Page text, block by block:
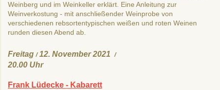
Weinberg und im Weinkeller erklärt. Eine Anleitung zur
Weinverkostung - mit anschließender Weinprobe von
verschiedenen rebsortentypischen weißen und roten Weinen
runden diesen Abend ab.
Freitag / 12. November 2021 /
20.00 Uhr
Frank Lüdecke - Kabarett